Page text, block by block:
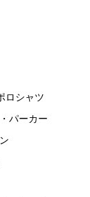
ロシャツ
パーカー